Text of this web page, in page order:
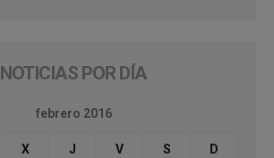
NOTICIAS POR DÍA
febrero 2016
X J V S D